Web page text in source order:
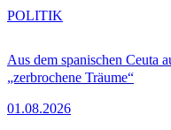
Aus dem spanischen Ceuta
„zerbrochene Träume“
01.08.2026
POLITIK